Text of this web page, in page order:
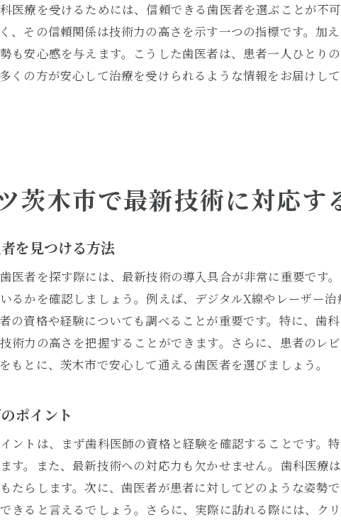
大阪市茨木市で信頼関係を築くためのポイント
患者と歯科医の信頼関係が治療に与える影響
地域密着型クリニックの特徴と選び方
技術力が高いクリニックの特徴を知る
大阪府大阪市茨木市での選ぶポイント
技術力の高い歯医者が提供する安心感
茨木市で技術力に優れた歯科医院の探し方
医療を受けるためには、信頼できる歯医者を選ぶことが不
、その信頼関係は技術力の高さを示す一つの指標です。加
も安心感を与えます。こうした歯医者は、患者一人ひとり
くの方が安心して治療を受けられるような情報をお届けし
茨木市で最新技術に対応す
を見つける方法
医者を探す際には、最新技術の導入具合が非常に重要です
るかを確認しましょう。例えば、デジタルX線やレーザー
の資格や経験についても調べることが重要です。特に、歯
術力の高さを把握することができます。さらに、患者のレ
もとに、茨木市で安心して通える歯医者を選びましょう。
ポイント
ントは、まず歯科医師の資格と経験を確認することです。
す。また、最新技術への対応力も欠かせません。歯科医療
たらします。次に、歯医者が患者に対してどのような姿勢
きると言えるでしょう。さらに、実際に訪れる際には、ク